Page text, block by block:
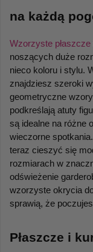
na każdą
Wzorzyste płaszcze
noszących duże
nieco koloru i stylu.
znajdziesz szeroki
geometryczne
podkreślają atuty
są idealne na różne
wieczorne
teraz cieszyć się
rozmiarach w
odświeżenie
wzorzyste okrycia
sprawią, że
Płaszcze i